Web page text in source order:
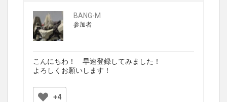
BANG-M
参加者
こんにちわ！ 早速登録してみました！
よろしくお願いします！
+4